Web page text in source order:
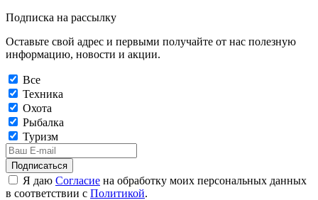
Подписка на рассылку
Оставьте свой адрес и первыми получайте от нас полезную
информацию, новости и акции.
Все
Техника
Охота
Рыбалка
Туризм
Подписаться
Я даю Согласие на обработку моих персональных данных
в соответствии с Политикой.